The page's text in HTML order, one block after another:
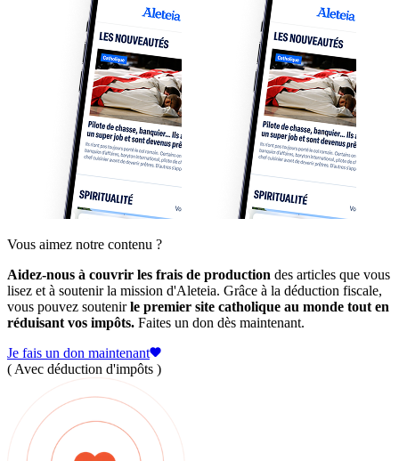
Vous aimez notre contenu ?
Aidez-nous à couvrir les frais de production des articles que vous
lisez et à soutenir la mission d'Aleteia. Grâce à la déduction fiscale,
vous pouvez soutenirle premier site catholique au monde tout en
réduisant vos impôts. Faites un don dès maintenant.
Je fais un don maintenant
( Avec déduction d'impôts )